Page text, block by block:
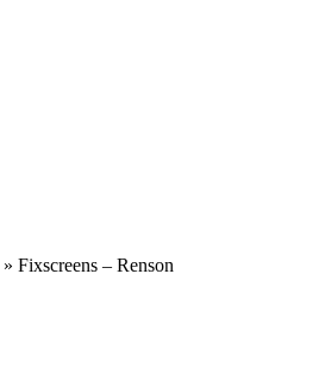
» Fixscreens – Renson